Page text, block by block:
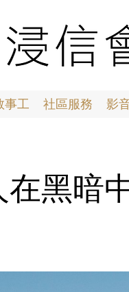
事工 社區服務 影
在黑暗